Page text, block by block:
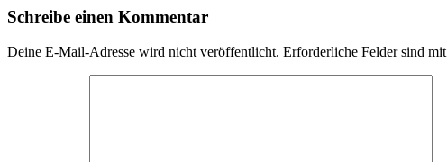
Schreibe einen Kommentar
Deine E-Mail-Adresse wird nicht veröffentlicht. Erforderliche Felder sind mit